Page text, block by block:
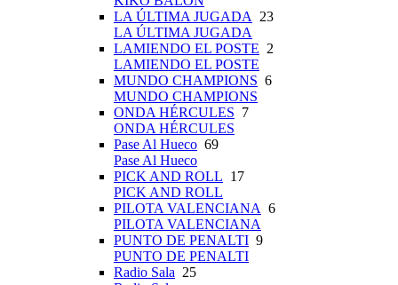
LA ÚLTIMA JUGADA
23
LA ÚLTIMA JUGADA
LAMIENDO EL POSTE 2
LAMIENDO EL POSTE
MUNDO CHAMPIONS 6
MUNDO CHAMPIONS
ONDA HÉRCULES 7
ONDA HÉRCULES
Pase Al Hueco 69
Pase Al Hueco
PICK AND ROLL 17
PICK AND ROLL
PILOTA VALENCIANA 6
PILOTA VALENCIANA
PUNTO DE PENALTI 9
PUNTO DE PENALTI
Radio Sala 25